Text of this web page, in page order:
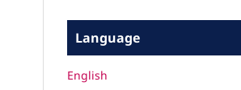
Language
English